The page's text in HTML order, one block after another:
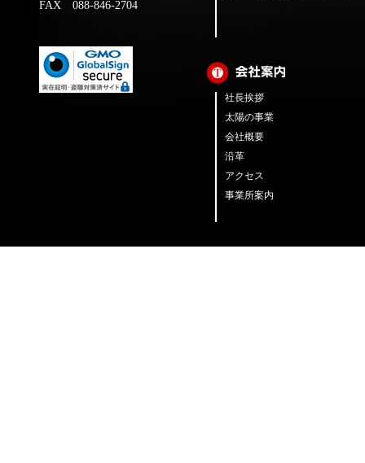
FAX 088-846-2704
社長挨拶
太陽の事業
会社概要
沿革
アクセス
事業所案内